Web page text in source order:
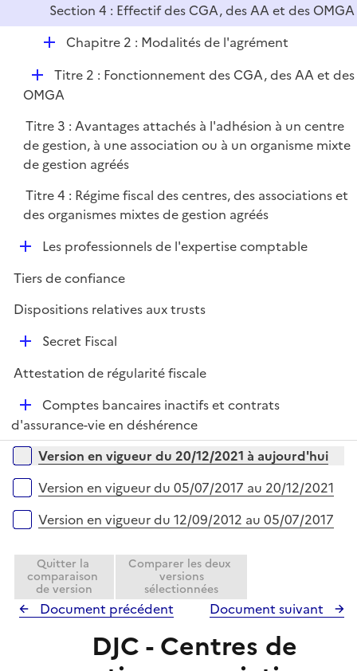
Section 4 : Effectif des CGA, des AA et des OMGA
D
p
l
i
e
r
Chapitre 2 : Modalités de l'agrément
D
é
l
i
e
r
Titre 2 : Fonctionnement des CGA, des AA et des
OMGA
Titre 3 : Avantages attachés à l'adhésion à un centre
de gestion, à une association ou à un organisme mixte
de gestion agréés
Titre 4 : Régime fiscal des centres, des associations et
des organismes mixtes de gestion agréés
D
p
l
i
Les professionnels de l'expertise comptable
Tiers de confiance
Dispositions relatives aux trusts
D
p
e
r
Secret Fiscal
Attestation de régularité fiscale
D
é
p
e
r
Comptes bancaires inactifs et contrats
d'assurance-vie en déshérence
Versions sur la période
Version en vigueur du 20/12/2021 à aujourd'hui
Version en vigueur du 05/07/2017 au 20/12/2021
Version en vigueur du 12/09/2012 au 05/07/2017
Quitter la
comparaison
de version
Comparer les deux
versions
sélectionnées
Document précédent Document suivant
DJC - Centres de